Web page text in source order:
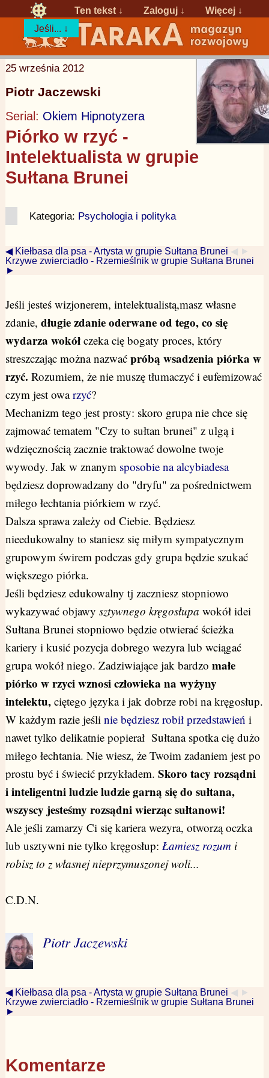
Ten tekst ↓ Zaloguj ↓
Więcej ↓
Jeśli... ↓
25 września 2012
Piotr Jaczewski
Serial: Okiem Hipnotyzera
Piórko w rzyć -
Intelektualista w grupie
Sułtana Brunei
Kategoria: Psychologia i polityka
◀ Kiełbasa dla psa - Artysta w grupie Sułtana Brunei ◀ ►
Krzywe zwierciadło - Rzemieślnik w grupie Sułtana Brunei
►
Jeśli jesteś wizjonerem, intelektualistą,masz własne
zdanie, długie zdanie oderwane od tego, co się
wydarza wokółczeka cię bogaty proces, który
streszczając można nazwać próbą wsadzenia piórka w
rzyć. Rozumiem, że nie muszę tłumaczyć i eufemizować
czym jest owarzyć?
Mechanizm tego jest prosty: skoro grupa nie chce się
zajmować tematem "Czy to sułtan brunei" z ulgą i
wdzięcznością zacznie traktować dowolne twoje
wywody. Jak w znanym sposobie na alcybiadesa
będziesz doprowadzany do "dryfu" za pośrednictwem
miłego łechtania piórkiem w rzyć.
Dalsza sprawa zależy od Ciebie. Będziesz
nieedukowalny to staniesz się miłym sympatycznym
grupowym świrem podczas gdy grupa będzie szukać
większego piórka.
Jeśli będziesz edukowalny tj zaczniesz stopniowo
wykazywać objawy sztywnego kręgosłupa wokół idei
Sułtana Brunei stopniowo będzie otwierać ścieżka
kariery i kusić pozycja dobrego wezyra lub wciągać
grupa wokół niego. Zadziwiające jak bardzo małe
piórko w rzyci wznosi człowieka na wyżyny
intelektu,ciętego języka i jak dobrze robi na kręgosłup.
W każdym razie jeśli nie będziesz robił przedstawień i
nawet tylko delikatnie popierał Sułtana spotka cię dużo
miłego łechtania. Nie wiesz, że Twoim zadaniem jest po
prostu być i świecić przykładem. Skoro tacy rozsądni
i inteligentni ludzie ludzie garną się do sułtana,
wszyscy jesteśmy rozsądni wierząc sułtanowi!
Ale jeśli zamarzy Ci się kariera wezyra, otworzą oczka
lub usztywni nie tylko kręgosłup: Łamiesz rozum i
robisz to z własnej nieprzymuszonej woli...
C.D.N.
Piotr Jaczewski
◀ Kiełbasa dla psa - Artysta w grupie Sułtana Brunei ◀ ►
Krzywe zwierciadło - Rzemieślnik w grupie Sułtana Brunei
►
Komentarze